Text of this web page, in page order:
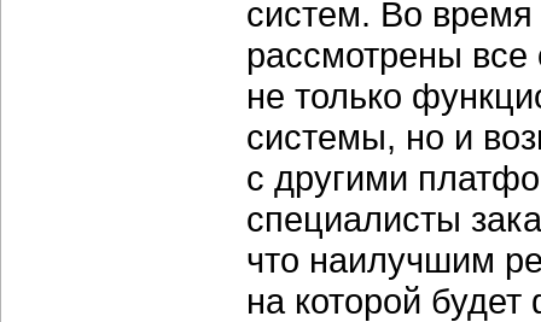
систем. Во
рассмотрены
не только
системы, но и
с другими
специалисты
что наилучшим
на которой